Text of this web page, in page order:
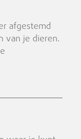
afgestemd
van je dieren.